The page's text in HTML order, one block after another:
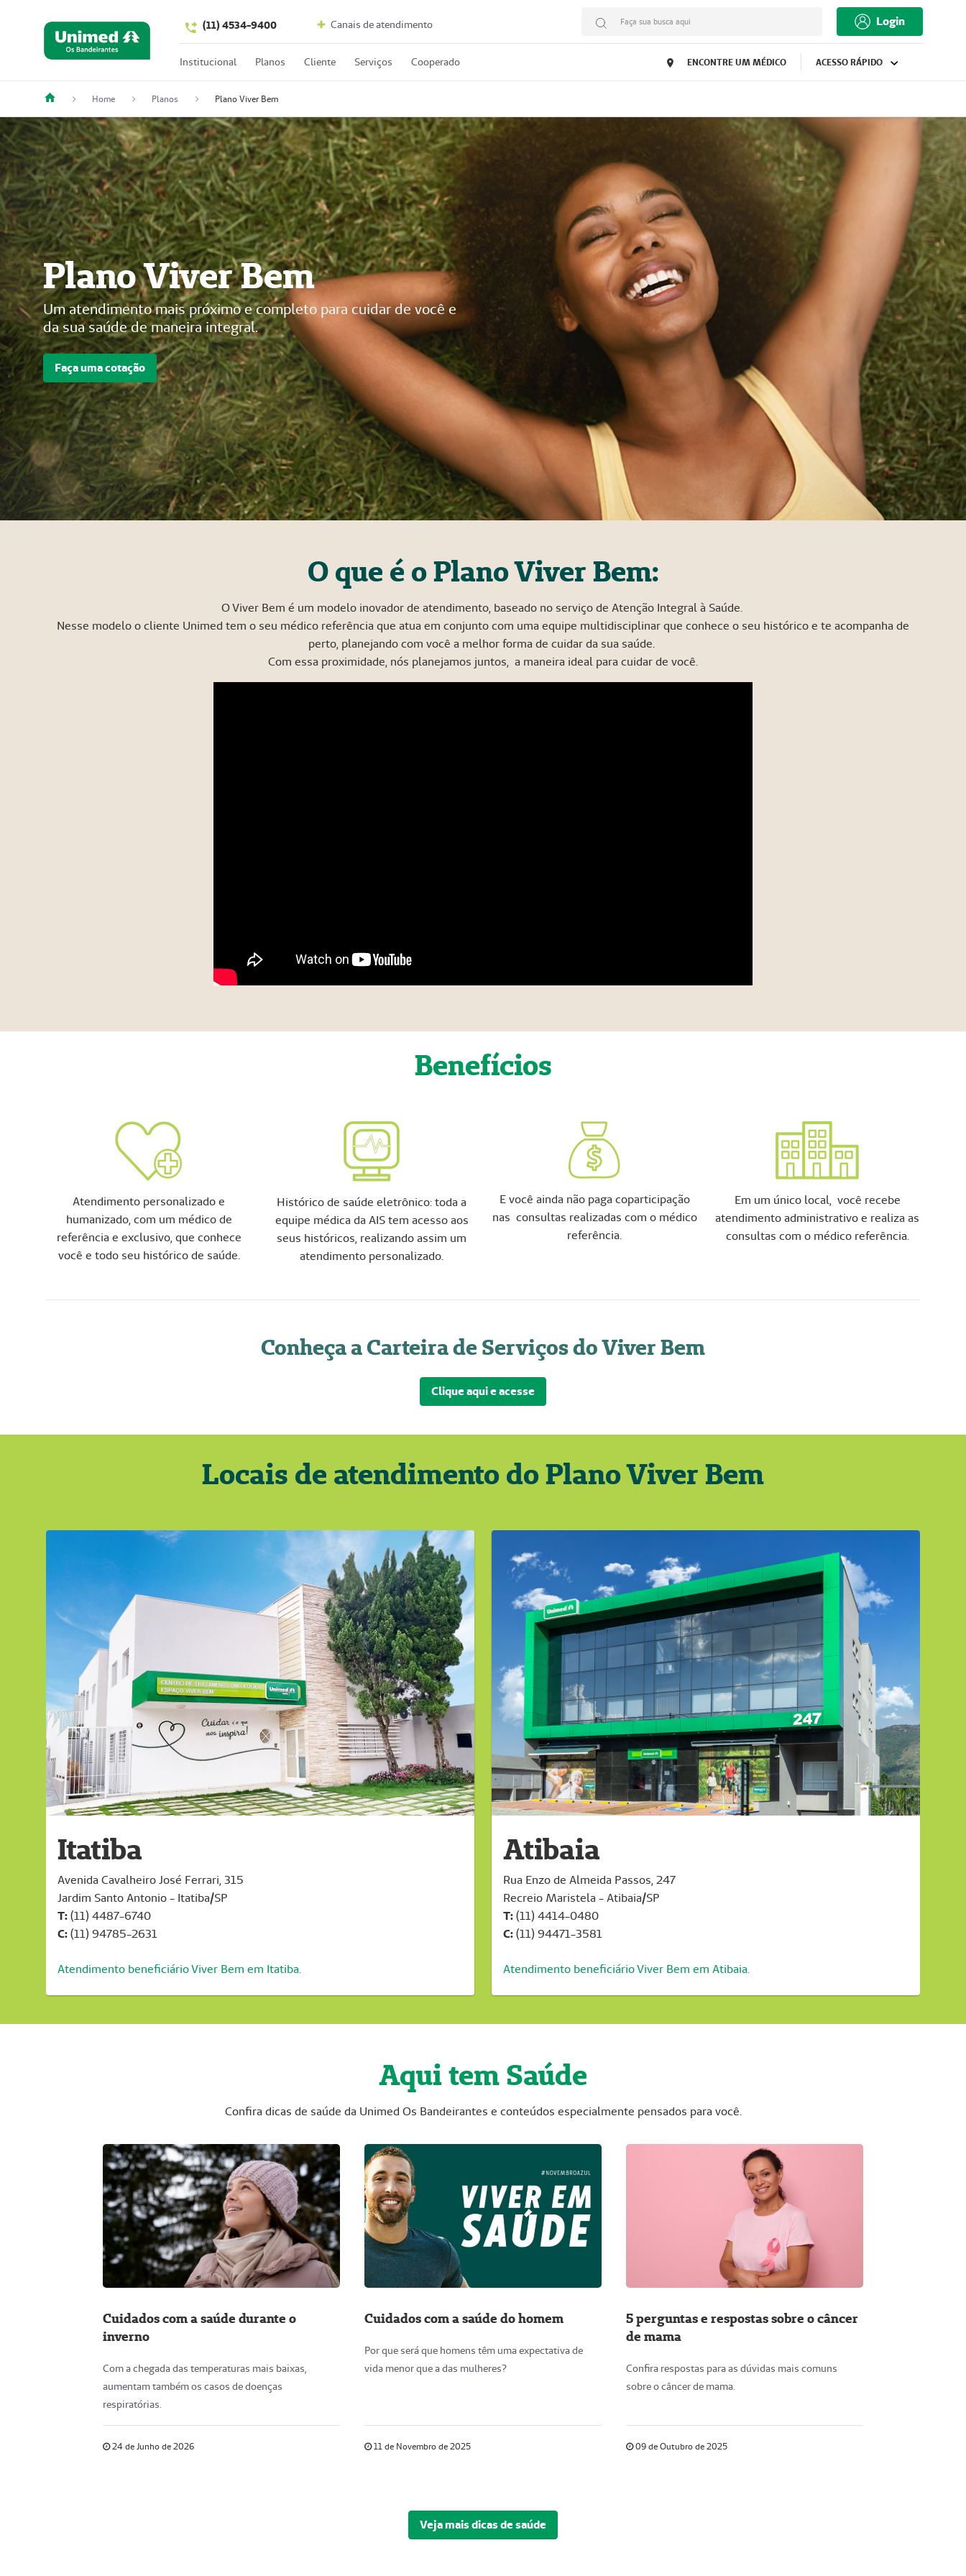
(11) 4534-9400 Canais de atendimento Faça sua busca aqui Login
Institucional Planos Cliente Serviços Cooperado ENCONTRE UM MÉDICO ACESSO RÁPIDO
Home Planos Plano Viver Bem
Plano Viver Bem
Um atendimento mais próximo e completo para cuidar de você e
da sua saúde de maneira integral.
Faça uma cotação
O que é o Plano Viver Bem:
O Viver Bem é um modelo inovador de atendimento, baseado no serviço de Atenção Integral à Saúde.
Nesse modelo o cliente Unimed tem o seu médico referência que atua em conjunto com uma equipe multidisciplinar que conhece o seu histórico e te acompanha de
perto, planejando com você a melhor forma de cuidar da sua saúde.
Com essa proximidade, nós planejamos juntos, a maneira ideal para cuidar de você.
Benefícios
Atendimento personalizado e
humanizado, com um médico de
referência e exclusivo, que conhece
você e todo seu histórico de saúde.
Histórico de saúde eletrônico: toda a
equipe médica da AIS tem acesso aos
seus históricos, realizando assim um
atendimento personalizado.
E você ainda não paga coparticipação
nas consultas realizadas com o médico
referência.
Em um único local, você recebe
atendimento administrativo e realiza as
consultas com o médico referência.
Conheça a Carteira de Serviços do Viver Bem
Clique aqui e acesse
Locais de atendimento do Plano Viver Bem
Itatiba
Avenida Cavalheiro José Ferrari, 315
Jardim Santo Antonio - Itatiba/SP
T:(11) 4487-6740
C:(11) 94785-2631
Atendimento beneficiário Viver Bem em Itatiba.
Atibaia
Rua Enzo de Almeida Passos, 247
Recreio Maristela - Atibaia/SP
T:(11) 4414-0480
C:(11) 94471-3581
Atendimento beneficiário Viver Bem em Atibaia.
Aqui tem Saúde
Confira dicas de saúde da Unimed Os Bandeirantes e conteúdos especialmente pensados para você.
Cuidados com a saúde durante o
inverno
Com a chegada das temperaturas mais baixas,
aumentam também os casos de doenças
respiratórias.
24 de Junho de 2026
Cuidados com a saúde do homem
Por que será que homens têm uma expectativa de
vida menor que a das mulheres?
11 de Novembro de 2025
5 perguntas e respostas sobre o câncer
de mama
Confira respostas para as dúvidas mais comuns
sobre o câncer de mama.
09 de Outubro de 2025
Veja mais dicas de saúde